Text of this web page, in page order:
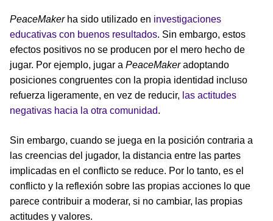
PeaceMakerha sido utilizado en investigaciones
educativas con buenos resultados. Sin embargo, estos
efectos positivos no se producen por el mero hecho de
jugar. Por ejemplo, jugar a PeaceMakeradoptando
posiciones congruentes con la propia identidad incluso
refuerza ligeramente, en vez de reducir, las actitudes
negativas hacia la otra comunidad.
Sin embargo, cuando se juega en la posición contraria a
las creencias del jugador, la distancia entre las partes
implicadas en el conflicto se reduce. Por lo tanto, es el
conflicto y la reflexión sobre las propias acciones lo que
parece contribuir a moderar, si no cambiar, las propias
actitudes y valores.